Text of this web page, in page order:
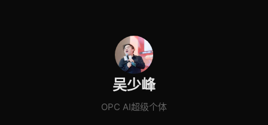
吴少峰
OPC AI超级个体